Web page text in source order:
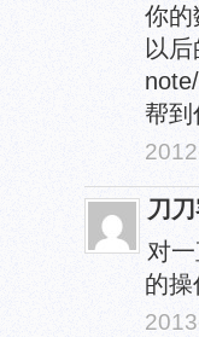
你的
以
帮到
刀
对
的